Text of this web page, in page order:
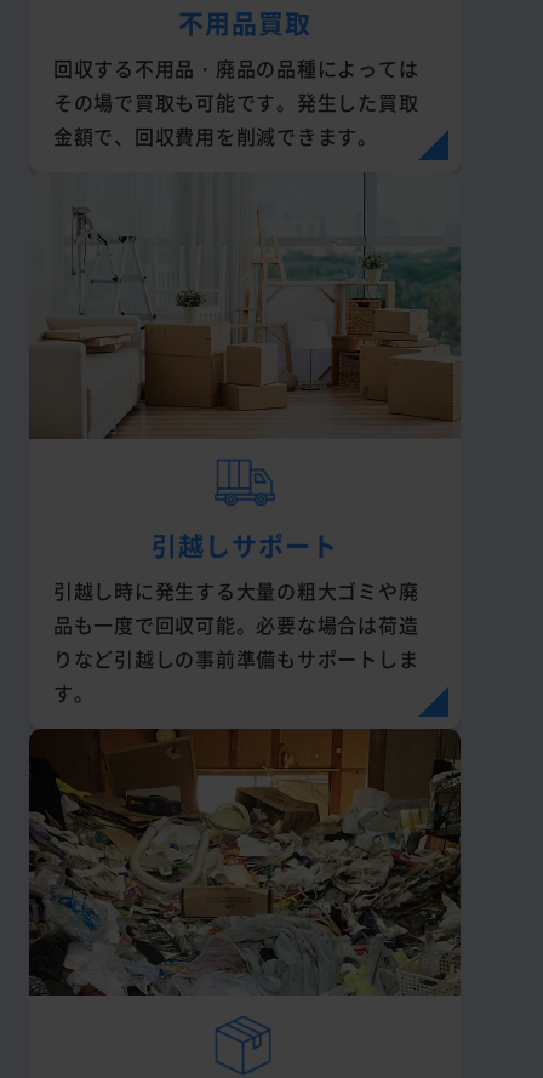
不用品買取
回収する不用品・廃品の品種によっては
その場で買取も可能です。発生した買取
金額で、回収費用を削減できます。
引越しサポート
引越し時に発生する大量の粗大ゴミや廃
品も一度で回収可能。必要な場合は荷造
りなど引越しの事前準備もサポートしま
す。